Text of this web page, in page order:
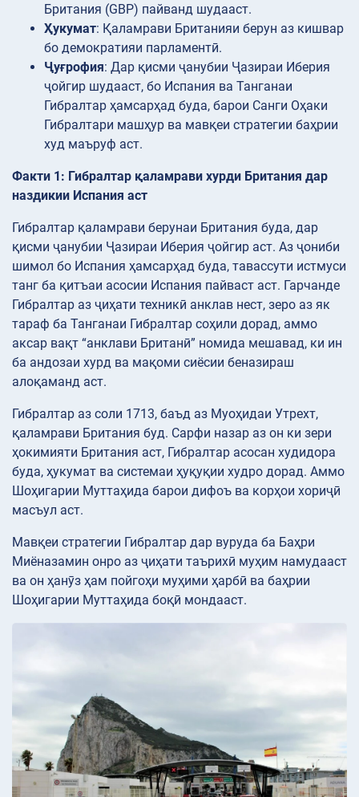
Британия (GBP) пайванд шудааст.
Ҳукумат: Қаламрави Британияи берун аз кишвар
бо демократияи парламентӣ.
Ҷуғрофия: Дар қисми ҷанубии Ҷазираи Иберия
ҷойгир шудааст, бо Испания ва Танганаи
Гибралтар ҳамсарҳад буда, барои Санги Оҳаки
Гибралтари машҳур ва мавқеи стратегии баҳрии
худ маъруф аст.
Факти 1: Гибралтар қаламрави хурди Британия дар
наздикии Испания аст
Гибралтар қаламрави берунаи Британия буда, дар
қисми ҷанубии Ҷазираи Иберия ҷойгир аст. Аз ҷониби
шимол бо Испания ҳамсарҳад буда, тавассути истмуси
танг ба қитъаи асосии Испания пайваст аст. Гарчанде
Гибралтар аз ҷиҳати техникӣ анклав нест, зеро аз як
тараф ба Танганаи Гибралтар соҳили дорад, аммо
аксар вақт “анклави Британӣ” номида мешавад, ки ин
ба андозаи хурд ва мақоми сиёсии беназираш
алоқаманд аст.
Гибралтар аз соли 1713, баъд аз Муоҳидаи Утрехт,
қаламрави Британия буд. Сарфи назар аз он ки зери
ҳокимияти Британия аст, Гибралтар асосан худидора
буда, ҳукумат ва системаи ҳуқуқии худро дорад. Аммо
Шоҳигарии Муттаҳида барои дифоъ ва корҳои хориҷӣ
масъул аст.
Мавқеи стратегии Гибралтар дар вуруда ба Баҳри
Миёназамин онро аз ҷиҳати таърихӣ муҳим намудааст
ва он ҳанӯз ҳам пойгоҳи муҳими ҳарбӣ ва баҳрии
Шоҳигарии Муттаҳида боқӣ мондааст.